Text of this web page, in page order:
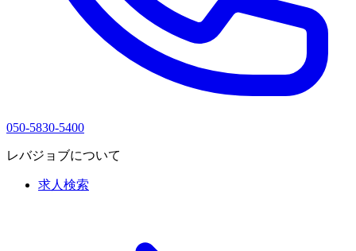
050-5830-5400
レバジョブについて
求人検索